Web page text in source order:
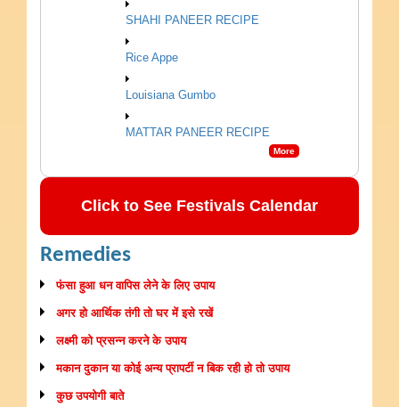
SHAHI PANEER RECIPE
Rice Appe
Louisiana Gumbo
MATTAR PANEER RECIPE
More
Click to See Festivals Calendar
Remedies
फंसा हुआ धन वापिस लेने के लिए उपाय
अगर हो आर्थिक तंगी तो घर में इसे रखें
लक्ष्मी को प्रसन्न करने के उपाय
मकान दुकान या कोई अन्य प्रापर्टी न बिक रही हो तो उपाय
कुछ उपयोगी बाते